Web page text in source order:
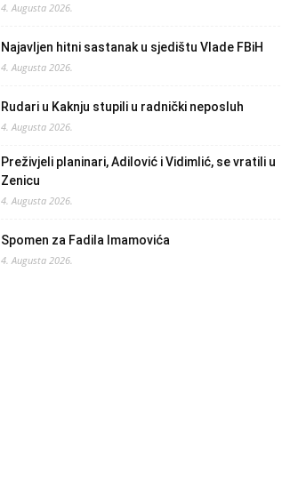
4. Augusta 2026.
Najavljen hitni sastanak u sjedištu Vlade FBiH
4. Augusta 2026.
Rudari u Kaknju stupili u radnički neposluh
4. Augusta 2026.
Preživjeli planinari, Adilović i Vidimlić, se vratili u
Zenicu
4. Augusta 2026.
Spomen za Fadila Imamovića
4. Augusta 2026.